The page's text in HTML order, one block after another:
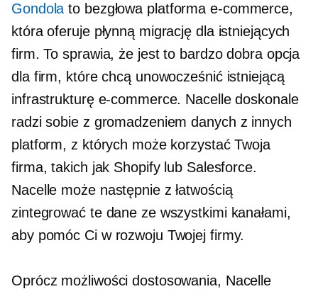
Gondola to bezgłowa platforma e-commerce,
która oferuje płynną migrację dla istniejących
firm. To sprawia, że ​​jest to bardzo dobra opcja
dla firm, które chcą unowocześnić istniejącą
infrastrukturę e-commerce. Nacelle doskonale
radzi sobie z gromadzeniem danych z innych
platform, z których może korzystać Twoja
firma, takich jak Shopify lub Salesforce.
Nacelle może następnie z łatwością
zintegrować te dane ze wszystkimi kanałami,
aby pomóc Ci w rozwoju Twojej firmy.
Oprócz możliwości dostosowania, Nacelle